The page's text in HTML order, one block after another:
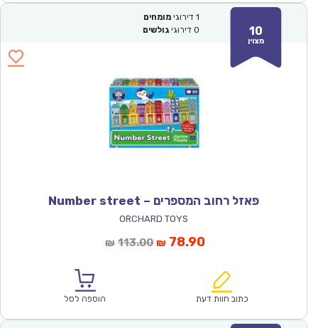
10
מצוין
1 דירוגי מומחים
0 דירוגי גולשים
פאזל רחוב המספרים – Number street
ORCHARD TOYS
₪ 113.00המחיר
₪113.00.
₪ 78.90המחיר
הוא:
כתוב חוות דעת הוספה לסל